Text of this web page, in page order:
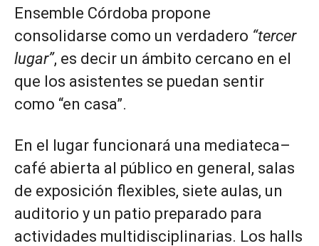
Ensemble Córdoba propone
consolidarse como un verdadero “tercer
lugar”, es decir un ámbito cercano en el
que los asistentes se puedan sentir
como “en casa”.
En el lugar funcionará una mediateca–
café abierta al público en general, salas
de exposición flexibles, siete aulas, un
auditorio y un patio preparado para
actividades multidisciplinarias. Los halls